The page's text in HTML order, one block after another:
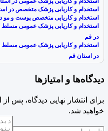
استخدام و کاریابی پزشک متخصص در
استخدام و کاریابی متخصص پوست و مو
استخدام و کاریابی پزشک عمومی مسلط
در قم
استخدام و کاریابی پزشک عمومی مسلط
در استان قم
دیدگاه‌ها و امتیازها
برای انتشار نهایی دیدگاه، پس
خواهید شد.